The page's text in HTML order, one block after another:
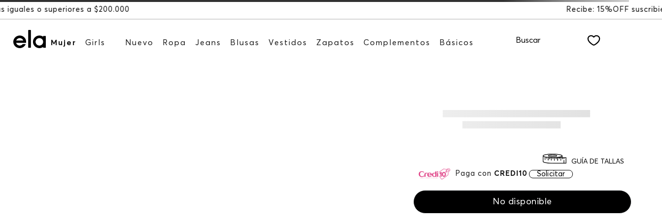
Recibe: 15%OFF suscribiéndote a nuestro NEWSLETTER
Mujer Girls Nuevo Ropa Jeans Blusas Vestidos Zapatos Complementos Básicos Buscar
Paga con CREDI10 Solicitar
GUÍA DE TALLAS
No disponible